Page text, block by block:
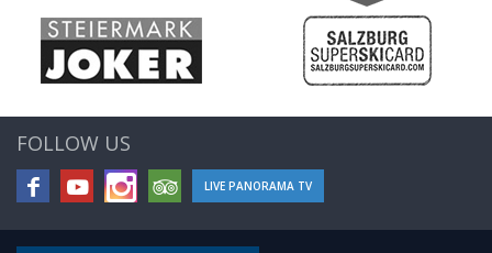
FOLLOW US
LIVE PANORAMA TV